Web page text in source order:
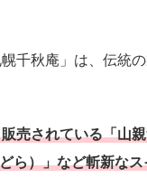
千秋庵」は、伝統
売されている「山
ら）」など斬新な